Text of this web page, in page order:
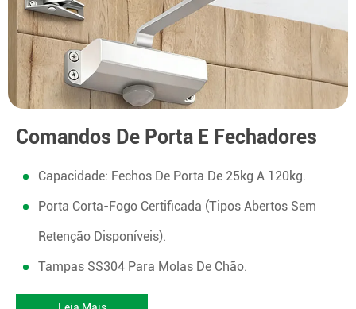
Comandos De Porta E Fechadores
Capacidade: Fechos De Porta De 25kg A 120kg.
Porta Corta-Fogo Certificada (tipos Abertos Sem
Retenção Disponíveis).
Tampas SS304 Para Molas De Chão.